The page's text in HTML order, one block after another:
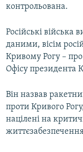
контрольована.
Російські війська
даними, вісім
Кривому Рогу –
Офісу президента
Він назвав
проти Кривого
націлені на